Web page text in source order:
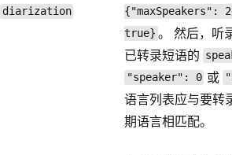
diarization
{"maxSpeakers":
true} 。 然后，听
已转录短语的
"speaker": 0 或
语言列表应与要转
期语言相匹配。